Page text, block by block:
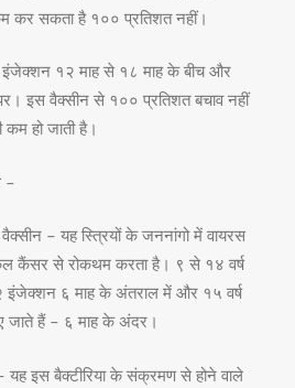
कर सकता है १०० प्रतिशत नहीं।
१२ माह से १८ माह के बीच और
इस वैक्सीन से १०० प्रतिशत बचाव नहीं
कम हो जाती है।
–
वैक्सीन – यह स्त्रियों के जननांगो में वायरस
कैंसर से रोकथम करता है। ९ से १४ वर्ष
२ इंजेक्शन ६ माह के अंतराल में और १५ वर्ष
जाते हैं – ६ माह के अंदर।
यह इस बैक्टीरिया के संक्रमण से होने वाले